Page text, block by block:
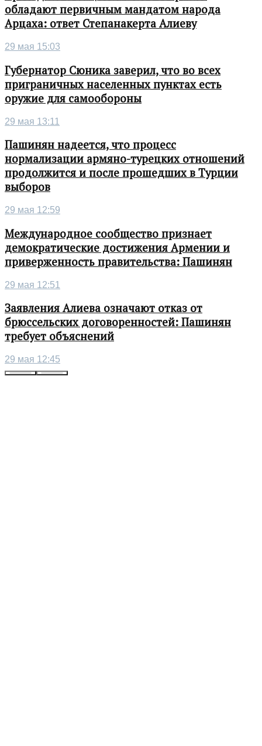
обладают первичным мандатом народа
Арцаха: ответ Степанакерта Алиеву
29 мая 15:03
Губернатор Сюника заверил, что во всех
приграничных населенных пунктах есть
оружие для самообороны
29 мая 13:11
Пашинян надеется, что процесс
нормализации армяно-турецких отношений
продолжится и после прошедших в Турции
выборов
29 мая 12:59
Международное сообщество признает
демократические достижения Армении и
приверженность правительства: Пашинян
29 мая 12:51
Заявления Алиева означают отказ от
брюссельских договоренностей: Пашинян
требует объяснений
29 мая 12:45